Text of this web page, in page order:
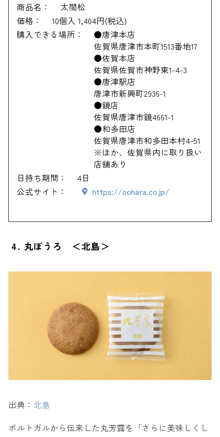
商品名：
太閤松
価格：
10個入 1,404円(税込)
購入できる場所：
●唐津本店
佐賀県唐津市本町1513番地17
●佐賀本店
佐賀県佐賀市神野東1-4-3
●唐津駅店
唐津市新興町2936-1
●鏡店
佐賀県唐津市鏡4661-1
●和多田店
佐賀県唐津市和多田本村4-51
※ほか、佐賀県内に取り扱い
店舗あり
日持ち期間：
4日
公式サイト：
https://oohara.co.jp/
4. 丸ぼうろ ＜北島＞
出典： 北島
ポルトガルから伝来した丸芳露を「さらに美味しくし